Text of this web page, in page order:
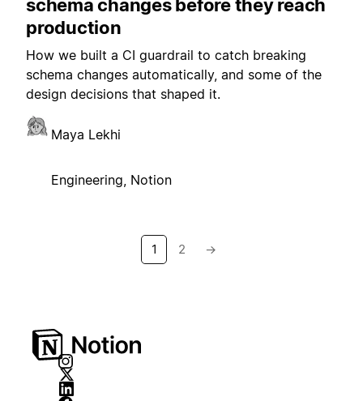
schema changes before they reach
production
How we built a CI guardrail to catch breaking
schema changes automatically, and some of the
design decisions that shaped it.
Maya Lekhi
Engineering, Notion
1 2 →